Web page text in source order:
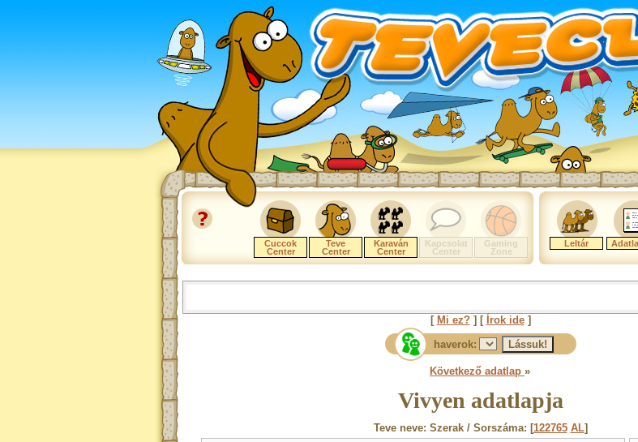
Cuccok
Center
Teve
Center
Karaván
Center
Kapcsolat
Center
Gaming
Zone
Leltár
[ Mi ez?] [ Írok ide]
haverok:
Következő adatlap »
Vivyen adatlapja
Teve neve: Szerak / Sorszáma: [122765 AL]